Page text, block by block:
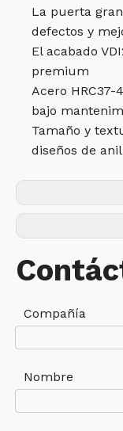
La puerta
defectos y
El acabado
premium
Acero
bajo
Tamaño y
diseños de
Compañía
Nombre